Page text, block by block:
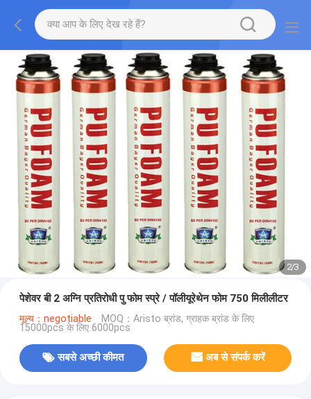
2/3
पेशेवर बी 2 अग्नि प्रतिरोधी पु फोम स्प्रे / पॉलीयूरेथेन फोम 750 मिलीलीटर
मूल्य：negotiable MOQ：Aristo ब्रांड, ग्राहक ब्रांड के लिए
15000pcs के लिए 6000pcs
सबसे अच्छी कीमत अब से संपर्क करें